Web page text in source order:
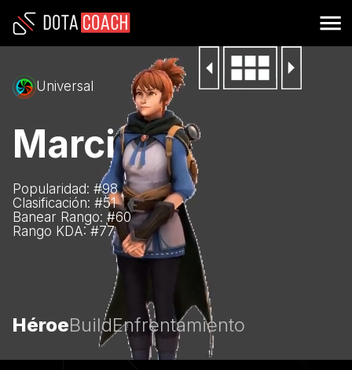
Universal
Marci
Popularidad: #98
Clasificación: #51
Banear Rango: #60
Rango KDA: #77
HéroeBuildEnfrentamiento